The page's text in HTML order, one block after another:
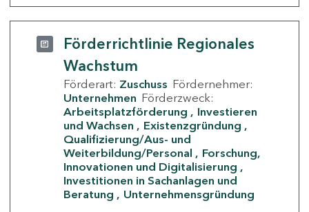
Förderrichtlinie Regionales
Wachstum
Förderart: Zuschuss Fördernehmer:
Unternehmen Förderzweck:
Arbeitsplatzförderung
Investieren
und Wachsen
Existenzgründung
Qualifizierung/Aus- und
Weiterbildung/Personal
Forschung,
Innovationen und Digitalisierung
Investitionen in Sachanlagen und
Beratung
Unternehmensgründung